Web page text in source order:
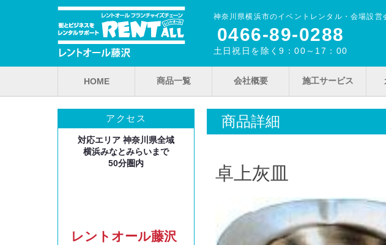
神奈川県横浜市のイベントレンタル・会場設営
0466‐89‐0288
土日祝日を除く9：00～17：00
HOME 商品一覧 会社概要 施工サービス
アクセス
対応エリア 神奈川県全域
横浜みなとみらいまで
50分圏内
レントオール藤沢
商品詳細
卓上灰皿